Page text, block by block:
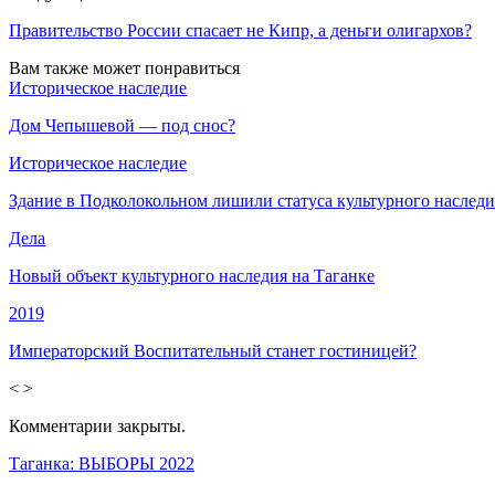
Правительство России спасает не Кипр, а деньги олигархов?
Вам также может понравиться
Историческое наследие
Дом Чепышевой — под снос?
Историческое наследие
Здание в Подколокольном лишили статуса культурного
Дела
Новый объект культурного наследия на Таганке
2019
Императорский Воспитательный станет гостиницей?
< >
Комментарии закрыты.
Таганка: ВЫБОРЫ 2022